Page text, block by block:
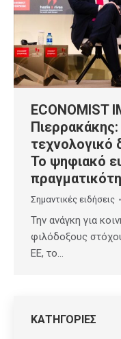
ECONOMIST
τεχνολογικό
Το ψηφιακό
Σημαντικές ειδήσεις
Την ανάγκη για
φιλόδοξους
ΕΕ, το…
ΚΑΤΗΓΟΡΙΕΣ